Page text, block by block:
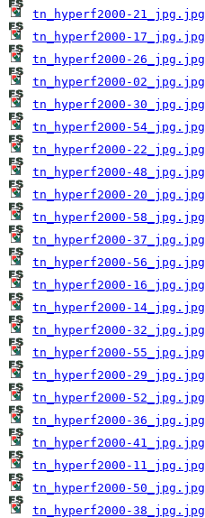
tn_hyperf2000-21_jpg.jpg
tn_hyperf2000-17_jpg.jpg
tn_hyperf2000-26_jpg.jpg
tn_hyperf2000-02_jpg.jpg
tn_hyperf2000-30_jpg.jpg
tn_hyperf2000-54_jpg.jpg
tn_hyperf2000-22_jpg.jpg
tn_hyperf2000-48_jpg.jpg
tn_hyperf2000-20_jpg.jpg
tn_hyperf2000-58_jpg.jpg
tn_hyperf2000-37_jpg.jpg
tn_hyperf2000-56_jpg.jpg
tn_hyperf2000-16_jpg.jpg
tn_hyperf2000-14_jpg.jpg
tn_hyperf2000-32_jpg.jpg
tn_hyperf2000-55_jpg.jpg
tn_hyperf2000-29_jpg.jpg
tn_hyperf2000-52_jpg.jpg
tn_hyperf2000-36_jpg.jpg
tn_hyperf2000-41_jpg.jpg
tn_hyperf2000-11_jpg.jpg
tn_hyperf2000-50_jpg.jpg
tn_hyperf2000-38_jpg.jpg